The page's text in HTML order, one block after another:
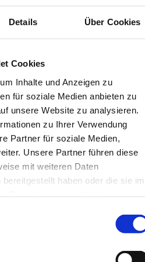
Details Über Cookies
Cookies
Inhalte und Anzeigen zu
für soziale Medien anbieten zu
unsere Website zu analysieren.
zu Ihrer Verwendung
Partner für soziale Medien,
Unsere Partner führen diese
mit weiteren Daten
haben oder die sie im
Ihren Urlaub
Bonusprogrammen